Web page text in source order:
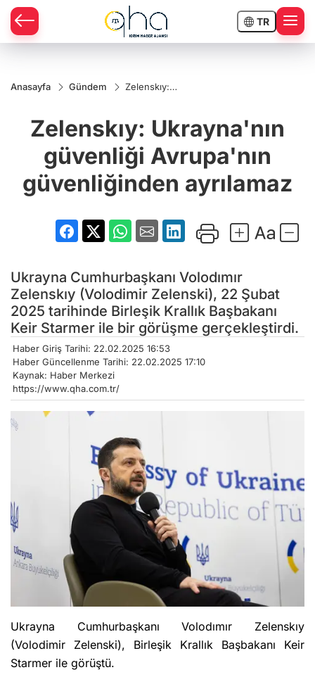
TR
Anasayfa Gündem
Zelenskıy:
Avrupa'nın
güvenliğinden
ayrılamaz
Zelenskıy: Ukrayna'nın
güvenliği Avrupa'nın
güvenliğinden ayrılamaz
Ukrayna Cumhurbaşkanı Volodımır
Zelenskıy (Volodimir Zelenski), 22 Şubat
2025 tarihinde Birleşik Krallık Başbakanı
Keir Starmer ile bir görüşme gerçekleştirdi.
Haber Giriş Tarihi: 22.02.2025 16:53
Haber Güncellenme Tarihi: 22.02.2025 17:10
Kaynak: Haber Merkezi
https://www.qha.com.tr/
Ukrayna Cumhurbaşkanı Volodımır Zelenskıy
(Volodimir Zelenski), Birleşik Krallık Başbakanı Keir
Starmer ile görüştü.